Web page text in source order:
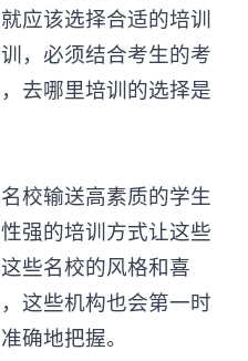
应该选择合适的培训
，必须结合考生的考
去哪里培训的选择是
输送高素质的学生
强的培训方式让这些
些名校的风格和喜
这些机构也会第一时
确地把握。